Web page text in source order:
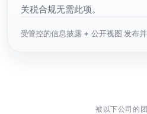
关税合规无需此项。
受管控的信息披露 + 公开视图 发布
被以下公司的